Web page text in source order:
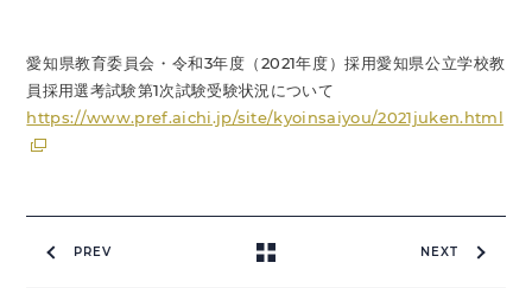
愛知県教育委員会・令和3年度（2021年度）採用愛知県公立学校教
員採用選考試験第1次試験受験状況について
https://www.pref.aichi.jp/site/kyoinsaiyou/2021juken.html
PREV NEXT